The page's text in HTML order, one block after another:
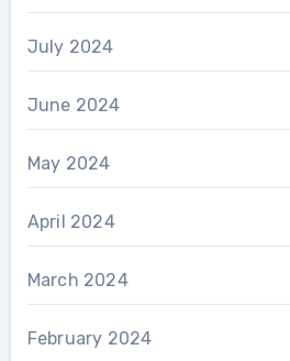
July 2024
June 2024
May 2024
April 2024
March 2024
February 2024